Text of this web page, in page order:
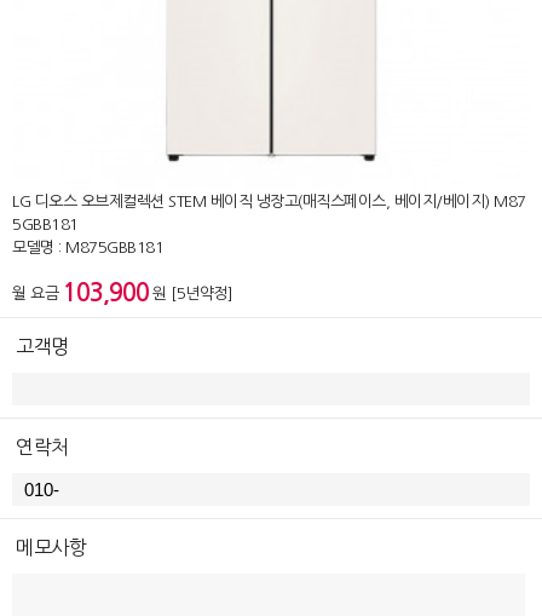
LG 디오스 오브제컬렉션 STEM 베이직 냉장고(매직스페이스, 베이지/베이지) M87
5GBB181
모델명 : M875GBB181
월 요금 103,900 원 [5년약정]
고객명
연락처
메모사항